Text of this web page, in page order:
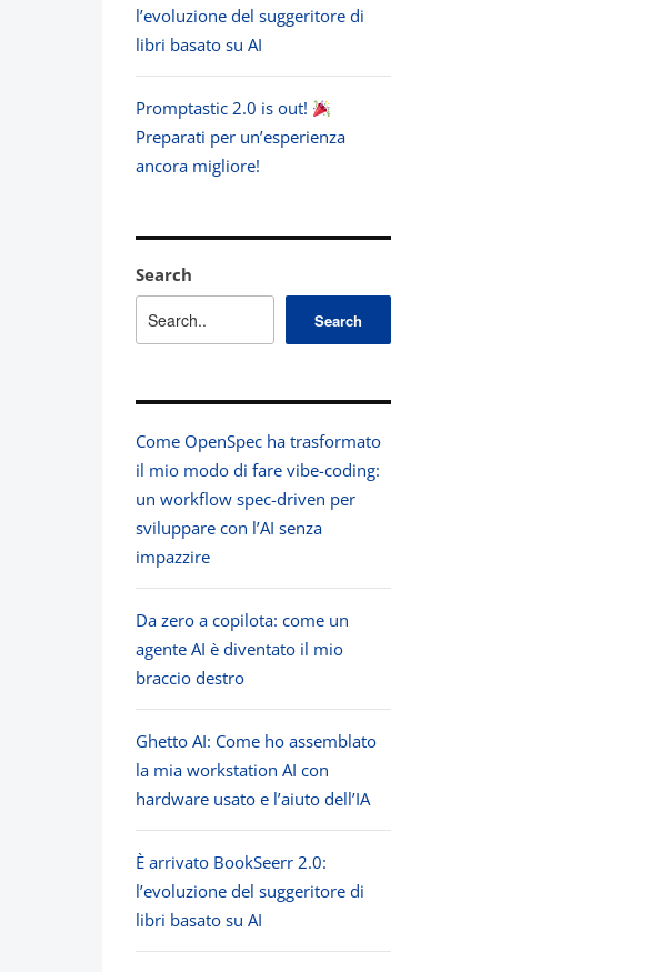
l’evoluzione del suggeritore di
libri basato su AI
Promptastic 2.0 is out!
Preparati per un’esperienza
ancora migliore!
Search
Search
Come OpenSpec ha trasformato
il mio modo di fare vibe-coding:
un workflow spec-driven per
sviluppare con l’AI senza
impazzire
Da zero a copilota: come un
agente AI è diventato il mio
braccio destro
Ghetto AI: Come ho assemblato
la mia workstation AI con
hardware usato e l’aiuto dell’IA
È arrivato BookSeerr 2.0:
l’evoluzione del suggeritore di
libri basato su AI